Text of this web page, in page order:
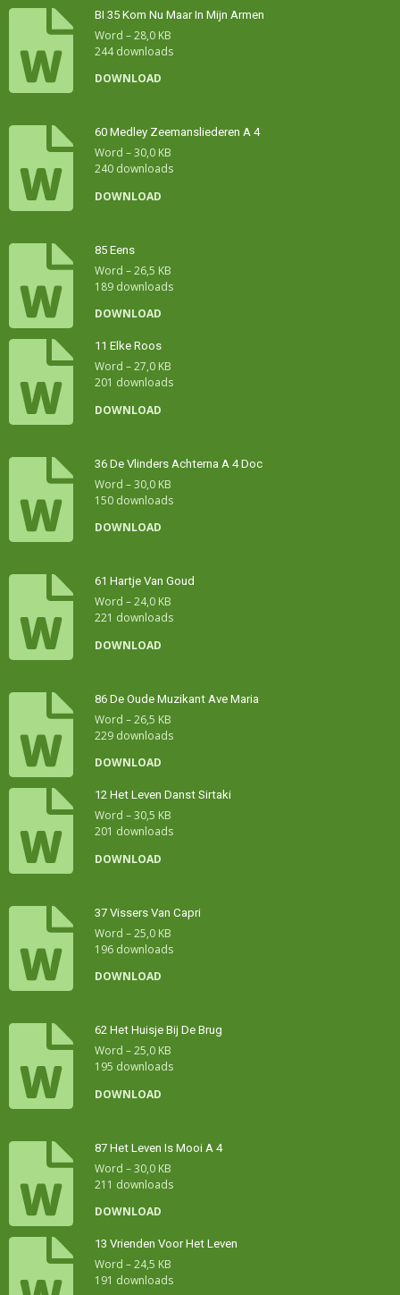
BI 35 Kom Nu Maar In Mijn Armen
Word – 28,0 KB
244 downloads
DOWNLOAD
60 Medley Zeemansliederen A 4
Word – 30,0 KB
240 downloads
DOWNLOAD
85 Eens
Word – 26,5 KB
189 downloads
DOWNLOAD
11 Elke Roos
Word – 27,0 KB
201 downloads
DOWNLOAD
36 De Vlinders Achterna A 4 Doc
Word – 30,0 KB
150 downloads
DOWNLOAD
61 Hartje Van Goud
Word – 24,0 KB
221 downloads
DOWNLOAD
86 De Oude Muzikant Ave Maria
Word – 26,5 KB
229 downloads
DOWNLOAD
12 Het Leven Danst Sirtaki
Word – 30,5 KB
201 downloads
DOWNLOAD
37 Vissers Van Capri
Word – 25,0 KB
196 downloads
DOWNLOAD
62 Het Huisje Bij De Brug
Word – 25,0 KB
195 downloads
DOWNLOAD
87 Het Leven Is Mooi A 4
Word – 30,0 KB
211 downloads
DOWNLOAD
13 Vrienden Voor Het Leven
Word – 24,5 KB
191 downloads